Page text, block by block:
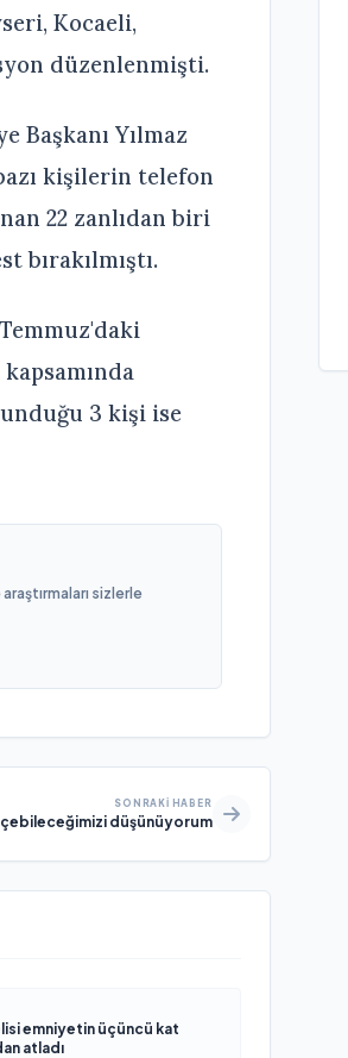
Kocaeli,
düzenlenmişti.
Başkanı Yılmaz
kişilerin telefon
22 zanlıdan biri
bırakılmıştı.
3 kişi ise
sizlerle
SONRAKI HABER
düşünüyorum
emniyetin üçüncü kat
atladı